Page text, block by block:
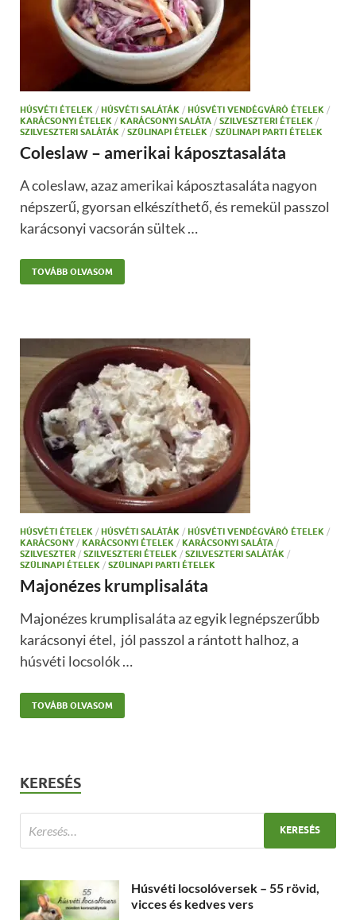
HÚSVÉTI ÉTELEK / HÚSVÉTI SALÁTÁK / HÚSVÉTI VENDÉGVÁRÓ ÉTELEK /
KARÁCSONYI ÉTELEK / KARÁCSONYI SALÁTA / SZILVESZTERI ÉTELEK /
SZILVESZTERI SALÁTÁK / SZÜLINAPI ÉTELEK / SZÜLINAPI PARTI ÉTELEK
Coleslaw – amerikai káposztasaláta
A coleslaw, azaz amerikai káposztasaláta nagyon
népszerű, gyorsan elkészíthető, és remekül passzol
karácsonyi vacsorán sültek …
TOVÁBB OLVASOM
HÚSVÉTI ÉTELEK / HÚSVÉTI SALÁTÁK / HÚSVÉTI VENDÉGVÁRÓ ÉTELEK /
KARÁCSONY / KARÁCSONYI ÉTELEK / KARÁCSONYI SALÁTA /
SZILVESZTER / SZILVESZTERI ÉTELEK / SZILVESZTERI SALÁTÁK /
SZÜLINAPI ÉTELEK / SZÜLINAPI PARTI ÉTELEK
Majonézes krumplisaláta
Majonézes krumplisaláta az egyik legnépszerűbb
karácsonyi étel, jól passzol a rántott halhoz, a
húsvéti locsolók …
TOVÁBB OLVASOM
KERESÉS
Húsvéti locsolóversek – 55 rövid,
vicces és kedves vers